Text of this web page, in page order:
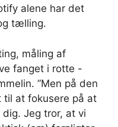
alene har det
tælling.
måling af
fanget i rotte -
”Men på den
til at fokusere på at
Jeg tror, at vi